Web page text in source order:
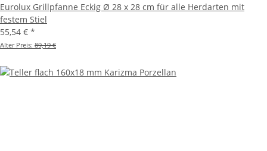
Eurolux Grillpfanne Eckig Ø 28 x 28 cm für alle Herdarten mit
festem Stiel
55,54 € *
Alter Preis: 89,19 €